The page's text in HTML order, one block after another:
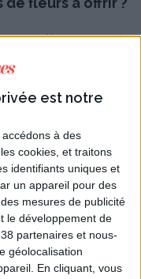
est notre
à des
cookies, et traitons
identifiants uniques et
un appareil pour des
mesures de publicité
le développement de
partenaires et nous-
géolocalisation
En cliquant, vous
pratique courante
de choisir les
mères
et
pivoines sont des
Elles
la générosité. Leur
un choix
envers votre
ajouter d'autres
rouges, par